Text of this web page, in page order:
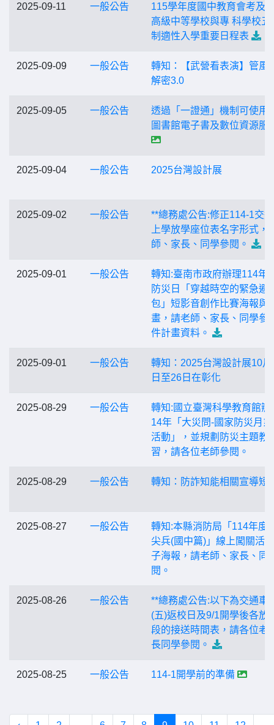
2025-09-11 一般公告
115學年度國中教育會考及
高級中等學校與專 科學校五
制適性入學重要日程表
2025-09-09 一般公告
轉知：【武營看表演】管風
解密3.0
2025-09-05 一般公告
透過「一證通」機制可使用
圖書館電子書及數位資源服
2025-09-04 一般公告 2025台灣設計展
2025-09-02 一般公告
**總務處公告:修正114-1交
上學放學座位表名字形式，
師、家長、同學參閱。
2025-09-01 一般公告
轉知:臺南市政府辦理114年
防災日「穿越時空的緊急避
包」短影音創作比賽海報與
畫，請老師、家長、同學參
件計畫資料。
2025-09-01 一般公告
轉知：2025台灣設計展10月
日至26日在彰化
2025-08-29 一般公告
轉知:國立臺灣科學教育館辦
14年「大災問-國家防災月
活動」，並規劃防災主題教
習，請各位老師參閱。
2025-08-29 一般公告 轉知：防詐知能相關宣導短
2025-08-27 一般公告
轉知:本縣消防局「114年度
尖兵(國中篇)」線上闖關活
子海報，請老師、家長、同
閱。
2025-08-26 一般公告
**總務處公告:以下為交通車
(五)返校日及9/1開學後各放
段的接送時間表，請各位老
長同學參閱。
2025-08-25 一般公告 114-1開學前的準備